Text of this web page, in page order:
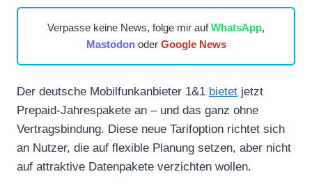
Verpasse keine News, folge mir aufWhatsApp,
Mastodonoder Google News
Der deutsche Mobilfunkanbieter 1&1 bietet jetzt
Prepaid-Jahrespakete an – und das ganz ohne
Vertragsbindung. Diese neue Tarifoption richtet sich
an Nutzer, die auf flexible Planung setzen, aber nicht
auf attraktive Datenpakete verzichten wollen.